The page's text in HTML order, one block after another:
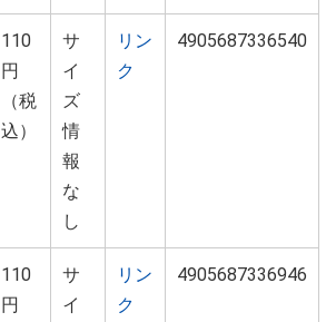
110
円
（税
込）
サ
イ
ズ
情
報
な
し
リン
ク
4905687336540
110
円
サ
イ
リン
ク
4905687336946